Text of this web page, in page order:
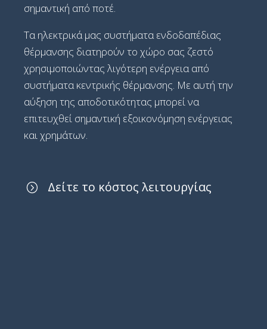
σημαντική από ποτέ.
Τα ηλεκτρικά μας συστήματα ενδοδαπέδιας
θέρμανσης διατηρούν το χώρο σας ζεστό
χρησιμοποιώντας λιγότερη ενέργεια από
συστήματα κεντρικής θέρμανσης. Με αυτή την
αύξηση της αποδοτικότητας μπορεί να
επιτευχθεί σημαντική εξοικονόμηση ενέργειας
και χρημάτων.
Δείτε το κόστος λειτουργίας